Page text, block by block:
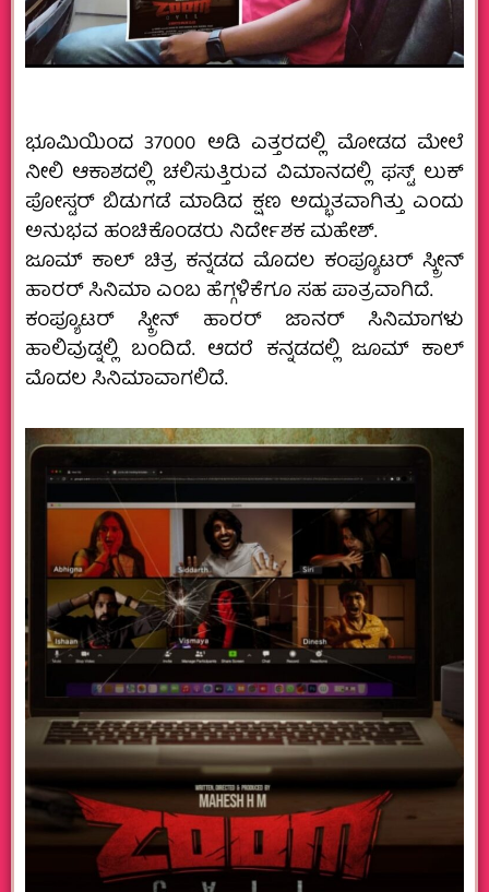
ಭೂಮಿಯಿಂದ 37000 ಅಡಿ ಎತ್ತರದಲ್ಲಿ ಮೋಡದ ಮೇಲೆ
ನೀಲಿ ಆಕಾಶದಲ್ಲಿ ಚಲಿಸುತ್ತಿರುವ ವಿಮಾನದಲ್ಲಿ ಫಸ್ಟ್ ಲುಕ್
ಪೋಸ್ಟರ್ ಬಿಡುಗಡೆ ಮಾಡಿದ ಕ್ಷಣ ಅದ್ಭುತವಾಗಿತ್ತು ಎಂದು
ಅನುಭವ ಹಂಚಿಕೊಂಡರು ನಿರ್ದೇಶಕ ಮಹೇಶ್.
ಜೂಮ್ ಕಾಲ್ ಚಿತ್ರ ಕನ್ನಡದ ಮೊದಲ ಕಂಪ್ಯೂಟರ್ ಸ್ಕ್ರೀನ್
ಹಾರರ್ ಸಿನಿಮಾ ಎಂಬ ಹೆಗ್ಗಳಿಕೆಗೂ ಸಹ ಪಾತ್ರವಾಗಿದೆ.
ಕಂಪ್ಯೂಟರ್ ಸ್ಕ್ರೀನ್ ಹಾರರ್ ಜಾನರ್ ಸಿನಿಮಾಗಳು
ಹಾಲಿವುಡ್ನಲ್ಲಿ ಬಂದಿದೆ. ಆದರೆ ಕನ್ನಡದಲ್ಲಿ ಜೂಮ್ ಕಾಲ್
ಮೊದಲ ಸಿನಿಮಾವಾಗಲಿದೆ.